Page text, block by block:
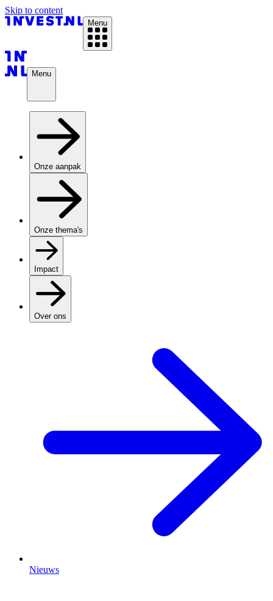
Skip to content
Menu
Menu
Onze aanpak
Onze thema's
Impact
Over ons
Nieuws